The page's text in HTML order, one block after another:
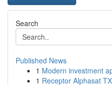
Search
Published News
1 Modern investment
1 Receptor Alphasat